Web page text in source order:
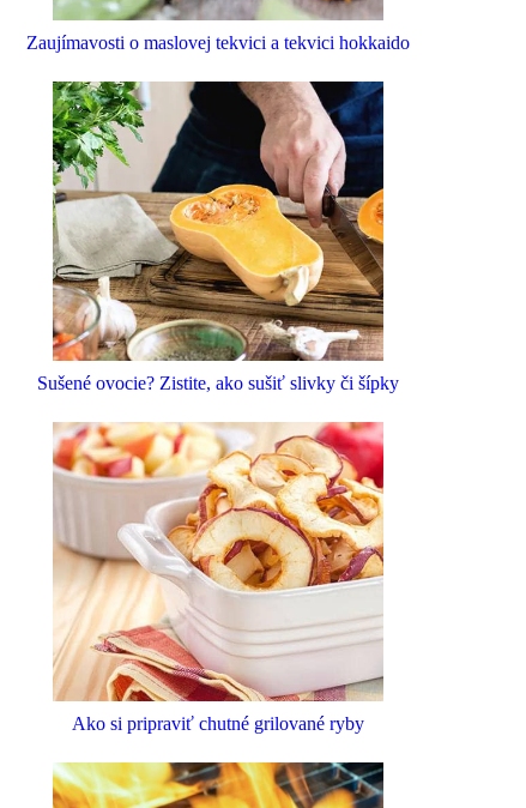
Zaujímavosti o maslovej tekvici a tekvici hokkaido
Sušené ovocie? Zistite, ako sušiť slivky či šípky
Ako si pripraviť chutné grilované ryby